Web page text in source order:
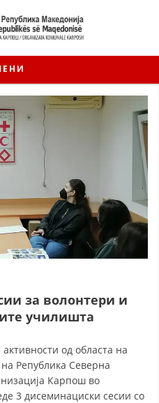
за волонтери и
училишта
од областа на
Република Северна
Карпош во
3 дисеминациски сесии со